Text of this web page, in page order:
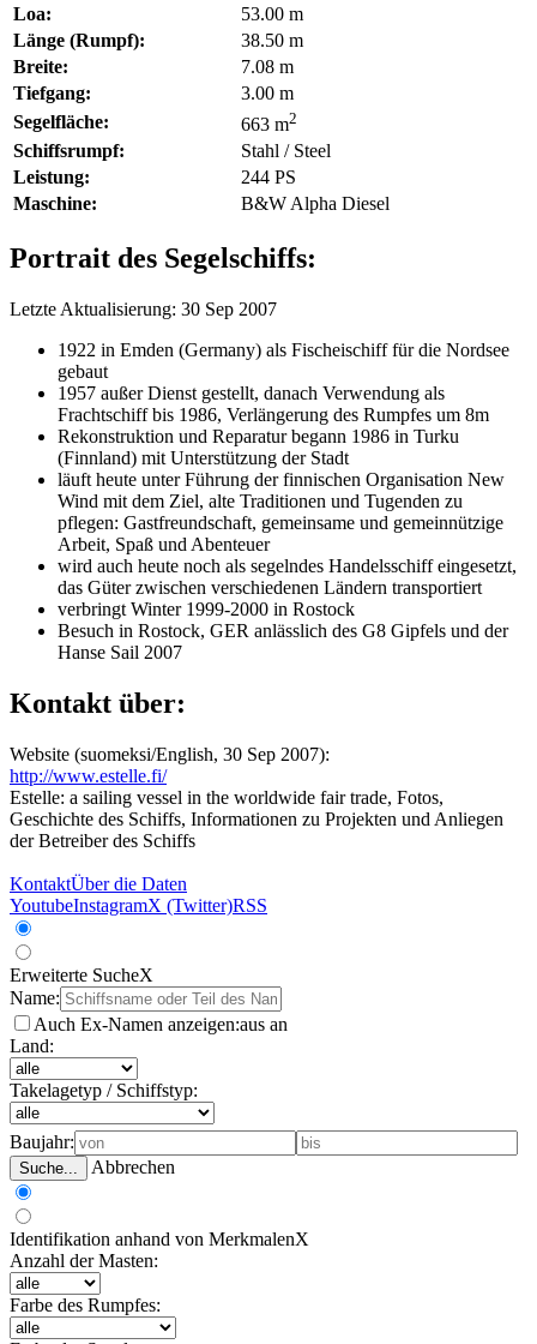
Loa:
53.00 m
Länge (Rumpf):
38.50 m
Breite:
7.08 m
Tiefgang:
3.00 m
Segelfläche:
663 m2
Schiffsrumpf:
Stahl / Steel
Leistung:
244 PS
Maschine:
B&W Alpha Diesel
Portrait des Segelschiffs:
Letzte Aktualisierung: 30 Sep 2007
1922 in Emden (Germany) als Fischeischiff für die Nordsee
gebaut
1957 außer Dienst gestellt, danach Verwendung als
Frachtschiff bis 1986, Verlängerung des Rumpfes um 8m
Rekonstruktion und Reparatur begann 1986 in Turku
(Finnland) mit Unterstützung der Stadt
läuft heute unter Führung der finnischen Organisation New
Wind mit dem Ziel, alte Traditionen und Tugenden zu
pflegen: Gastfreundschaft, gemeinsame und gemeinnützige
Arbeit, Spaß und Abenteuer
wird auch heute noch als segelndes Handelsschiff eingesetzt,
das Güter zwischen verschiedenen Ländern transportiert
verbringt Winter 1999-2000 in Rostock
Besuch in Rostock, GER anlässlich des G8 Gipfels und der
Hanse Sail 2007
Kontakt über:
Website (suomeksi/English, 30 Sep 2007):
http://www.estelle.fi/
Estelle: a sailing vessel in the worldwide fair trade, Fotos,
Geschichte des Schiffs, Informationen zu Projekten und Anliegen
der Betreiber des Schiffs
KontaktÜber die Daten
YoutubeInstagramX (Twitter)RSS
Erweiterte SucheX
Name:
Auch Ex-Namen anzeigen:aus an
Land:
Takelagetyp / Schiffstyp:
Baujahr:
Suche... Abbrechen
Identifikation anhand von MerkmalenX
Anzahl der Masten:
Farbe des Rumpfes: